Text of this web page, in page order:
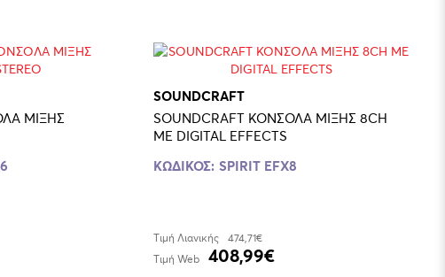
ΜΙΞΗΣ
SOUNDCRAFT
SOUNDCRAFT ΚΟΝΣΟΛΑ ΜΙΞΗΣ 8CH
ΜΕ DIGITAL EFFECTS
ΚΩΔΙΚΟΣ: SPIRIT EFX8
Τιμή Λιανικής
474,71€
Τιμή Web
408,99€